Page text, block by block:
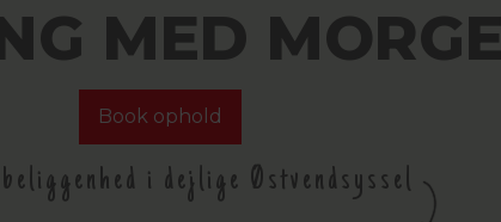
MED
Book ophold
i dejlige Østvendsyssel